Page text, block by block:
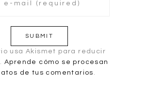
usa Akismet para reducir
Aprende cómo se procesan
de tus comentarios .